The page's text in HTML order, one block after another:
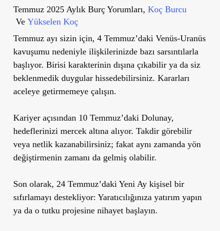
Temmuz 2025 Aylık Burç Yorumları, Koç Burcu
Ve Yükselen Koç
Temmuz ayı sizin için, 4 Temmuz’daki Venüs-Uranüs
kavuşumu nedeniyle ilişkilerinizde bazı sarsıntılarla
başlıyor. Birisi karakterinin dışına çıkabilir ya da siz
beklenmedik duygular hissedebilirsiniz. Kararları
aceleye getirmemeye çalışın.
Kariyer açısından 10 Temmuz’daki Dolunay,
hedeflerinizi mercek altına alıyor. Takdir görebilir
veya netlik kazanabilirsiniz; fakat aynı zamanda yön
değiştirmenin zamanı da gelmiş olabilir.
Son olarak, 24 Temmuz’daki Yeni Ay kişisel bir
sıfırlamayı destekliyor: Yaratıcılığınıza yatırım yapın
ya da o tutku projesine nihayet başlayın.